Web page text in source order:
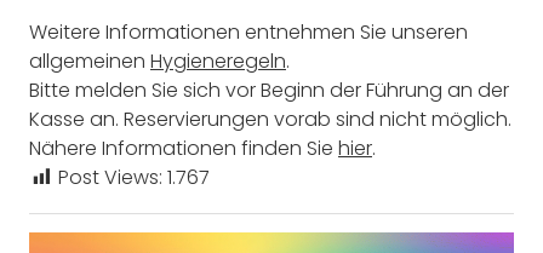
Weitere Informationen entnehmen Sie unseren
allgemeinen Hygieneregeln.
Bitte melden Sie sich vor Beginn der Führung an der
Kasse an. Reservierungen vorab sind nicht möglich.
Nähere Informationen finden Sie hier.
Post Views: 1.767